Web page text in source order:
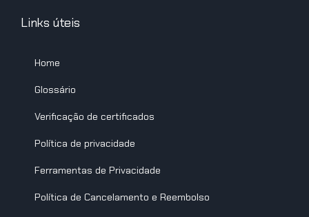
Links úteis
Home
Glossário
Verificação de certificados
Política de privacidade
Ferramentas de Privacidade
Política de Cancelamento e Reembolso